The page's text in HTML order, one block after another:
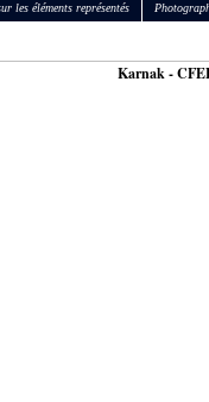
les éléments représentés